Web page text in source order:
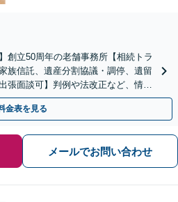
創立50周年の老舗事務所【相続トラ
族信託、遺産分割協議・調停、遺留
張面談可】判例や法改正など、情報
静岡駅10分】
金表を見る
メールでお問い合わせ